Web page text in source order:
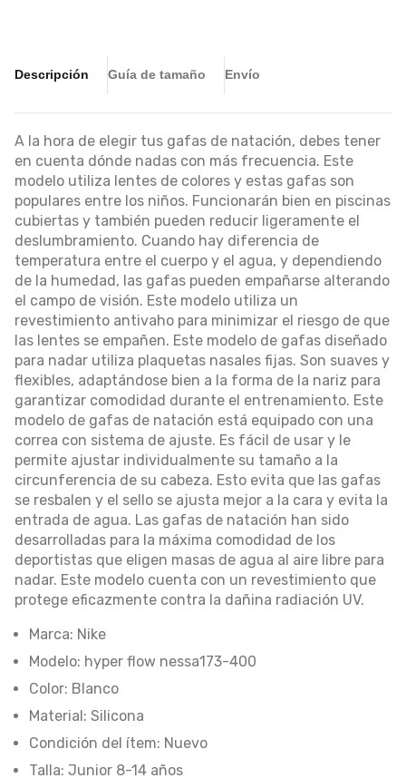
Descripción Guía de tamaño Envío
A la hora de elegir tus gafas de natación, debes tener
en cuenta dónde nadas con más frecuencia. Este
modelo utiliza lentes de colores y estas gafas son
populares entre los niños. Funcionarán bien en piscinas
cubiertas y también pueden reducir ligeramente el
deslumbramiento. Cuando hay diferencia de
temperatura entre el cuerpo y el agua, y dependiendo
de la humedad, las gafas pueden empañarse alterando
el campo de visión. Este modelo utiliza un
revestimiento antivaho para minimizar el riesgo de que
las lentes se empañen. Este modelo de gafas diseñado
para nadar utiliza plaquetas nasales fijas. Son suaves y
flexibles, adaptándose bien a la forma de la nariz para
garantizar comodidad durante el entrenamiento. Este
modelo de gafas de natación está equipado con una
correa con sistema de ajuste. Es fácil de usar y le
permite ajustar individualmente su tamaño a la
circunferencia de su cabeza. Esto evita que las gafas
se resbalen y el sello se ajusta mejor a la cara y evita la
entrada de agua. Las gafas de natación han sido
desarrolladas para la máxima comodidad de los
deportistas que eligen masas de agua al aire libre para
nadar. Este modelo cuenta con un revestimiento que
protege eficazmente contra la dañina radiación UV.
Marca: Nike
Modelo: hyper flow nessa173-400
Color: Blanco
Material: Silicona
Condición del ítem: Nuevo
Talla: Junior 8-14 años